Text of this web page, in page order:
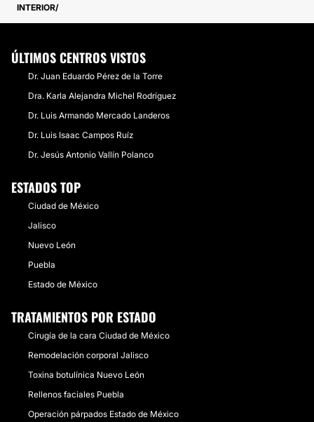
INTERIOR
ÚLTIMOS CENTROS VISTOS
Dr. Juan Eduardo Pérez de la Torre
Dra. Karla Alejandra Michel Rodríguez
Dr. Luis Armando Mercado Landeros
Dr. Luis Isaac Campos Ruíz
Dr. Jesús Antonio Vallín Polanco
ESTADOS TOP
Ciudad de México
Jalisco
Nuevo León
Puebla
Estado de México
TRATAMIENTOS POR ESTADO
Cirugía de la cara Ciudad de México
Remodelación corporal Jalisco
Toxina botulínica Nuevo León
Rellenos faciales Puebla
Operación párpados Estado de México